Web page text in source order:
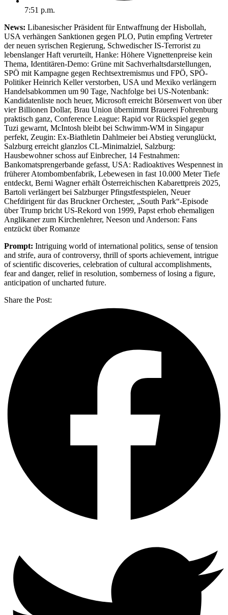
7:51 p.m.
News: Libanesischer Präsident für Entwaffnung der Hisbollah,
USA verhängen Sanktionen gegen PLO, Putin empfing Vertreter
der neuen syrischen Regierung, Schwedischer IS-Terrorist zu
lebenslanger Haft verurteilt, Hanke: Höhere Vignettenpreise kein
Thema, Identitären-Demo: Grüne mit Sachverhaltsdarstellungen,
SPÖ mit Kampagne gegen Rechtsextremismus und FPÖ, SPÖ-
Politiker Heinrich Keller verstorben, USA und Mexiko verlängern
Handelsabkommen um 90 Tage, Nachfolge bei US-Notenbank:
Kandidatenliste noch heuer, Microsoft erreicht Börsenwert von über
vier Billionen Dollar, Brau Union übernimmt Brauerei Fohrenburg
praktisch ganz, Conference League: Rapid vor Rückspiel gegen
Tuzi gewarnt, McIntosh bleibt bei Schwimm-WM in Singapur
perfekt, Zeugin: Ex-Biathletin Dahlmeier bei Abstieg verunglückt,
Salzburg erreicht glanzlos CL-Minimalziel, Salzburg:
Hausbewohner schoss auf Einbrecher, 14 Festnahmen:
Bankomatsprengerbande gefasst, USA: Radioaktives Wespennest in
früherer Atombombenfabrik, Lebewesen in fast 10.000 Meter Tiefe
entdeckt, Berni Wagner erhält Österreichischen Kabarettpreis 2025,
Bartoli verlängert bei Salzburger Pfingstfestspielen, Neuer
Chefdirigent für das Bruckner Orchester, „South Park“-Episode
über Trump bricht US-Rekord von 1999, Papst erhob ehemaligen
Anglikaner zum Kirchenlehrer, Neeson und Anderson: Fans
entzückt über Romanze
Prompt: Intriguing world of international politics, sense of tension
and strife, aura of controversy, thrill of sports achievement, intrigue
of scientific discoveries, celebration of cultural accomplishments,
fear and danger, relief in resolution, somberness of losing a figure,
anticipation of uncharted future.
Share the Post: